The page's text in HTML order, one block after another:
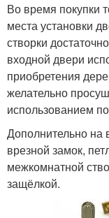
Во время покупки
места установки
створки
входной двери
приобретения
желательно
использованием
Дополнительно на
врезной замок,
межкомнатной
защёлкой.